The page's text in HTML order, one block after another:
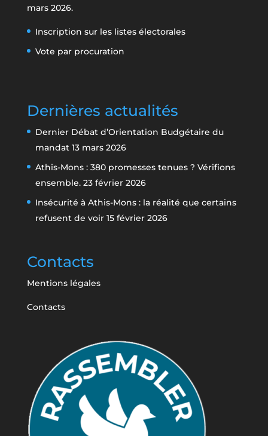
mars 2026.
Inscription sur les listes électorales
Vote par procuration
Dernières actualités
Dernier Débat d’Orientation Budgétaire du
mandat 13 mars 2026
Athis-Mons : 380 promesses tenues ? Vérifions
ensemble. 23 février 2026
Insécurité à Athis-Mons : la réalité que certains
refusent de voir 15 février 2026
Contacts
Mentions légales
Contacts